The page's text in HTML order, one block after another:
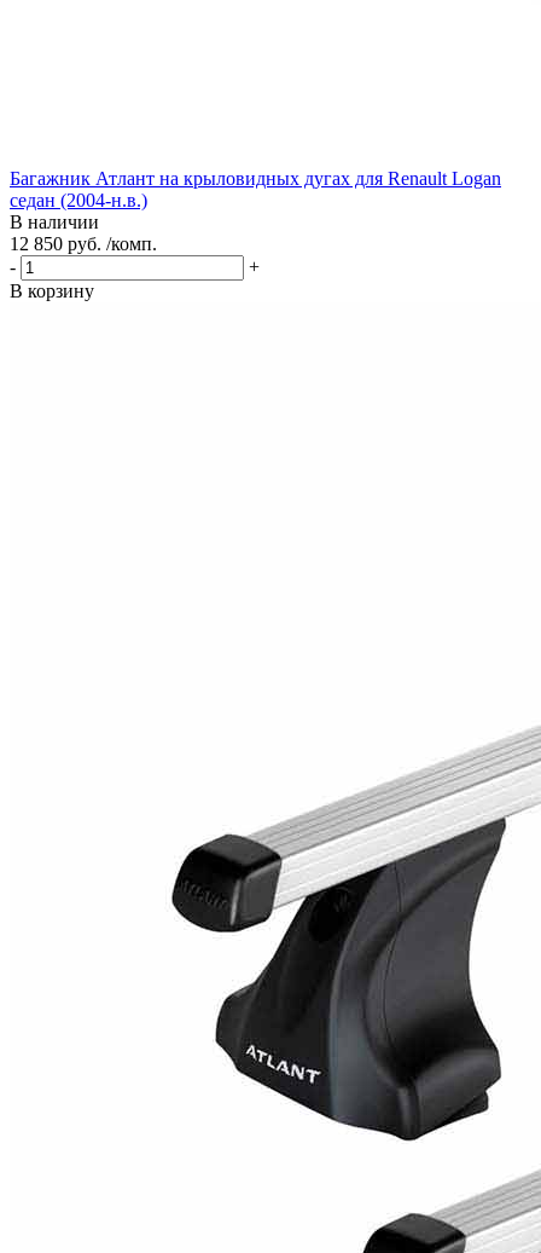
Багажник Атлант на крыловидных дугах для Renault Logan
седан (2004-н.в.)
В наличии
12 850 руб. /комп.
-
+
В корзину